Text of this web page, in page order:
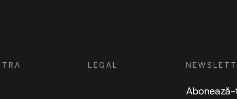
LEGAL
Abonează-